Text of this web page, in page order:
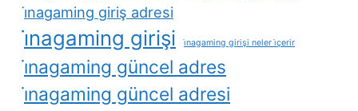
i̇nagaming giriş adresi
i̇nagaming girişi i̇nagaming girişi neler i̇çerir
i̇nagaming güncel adres
i̇nagaming güncel adresi